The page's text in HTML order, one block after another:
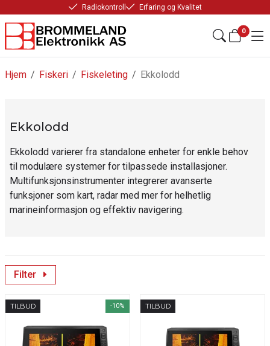
Radiokontroll Erfaring og Kvalitet
0
/
Hjem /
Fiskeri /
Fiskeleting Ekkolodd
Ekkolodd
Ekkolodd varierer fra standalone enheter for enkle behov
til modulære systemer for tilpassede installasjoner.
Multifunksjonsinstrumenter integrerer avanserte
funksjoner som kart, radar med mer for helhetlig
marineinformasjon og effektiv navigering.
Filter
TILBUD -10% TILBUD